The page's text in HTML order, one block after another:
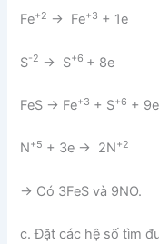
Fe+2 → Fe+3 + 1e
S-2 → S+6 + 8e
FeS → Fe+3 + S+6 + 9e
N+5 + 3e → 2N+2
→ Có 3FeS và 9NO.
c. Đặt các hệ số tìm